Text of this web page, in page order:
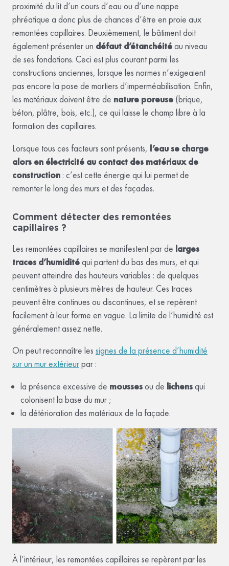
proximité du lit d’un cours d’eau ou d’une nappe
phréatique a donc plus de chances d’être en proie aux
remontées capillaires. Deuxièmement, le bâtiment doit
également présenter un défaut d’étanchéitéau niveau
de ses fondations. Ceci est plus courant parmi les
constructions anciennes, lorsque les normes n’exigeaient
pas encore la pose de mortiers d’imperméabilisation. Enfin,
les matériaux doivent être de nature poreuse (brique,
béton, plâtre, bois, etc.), ce qui laisse le champ libre à la
formation des capillaires.
Lorsque tous ces facteurs sont présents, l’eau se charge
alors en électricité au contact des matériaux de
construction : c’est cette énergie qui lui permet de
remonter le long des murs et des façades.
Comment détecter des remontées
capillaires ?
Les remontées capillaires se manifestent par de larges
traces d’humiditéqui partent du bas des murs, et qui
peuvent atteindre des hauteurs variables : de quelques
centimètres à plusieurs mètres de hauteur. Ces traces
peuvent être continues ou discontinues, et se repèrent
facilement à leur forme en vague. La limite de l’humidité est
généralement assez nette.
On peut reconnaître les signes de la présence d’humidité
sur un mur extérieurpar :
la présence excessive de moussesou de lichensqui
colonisent la base du mur ;
la détérioration des matériaux de la façade.
À l’intérieur, les remontées capillaires se repèrent par les